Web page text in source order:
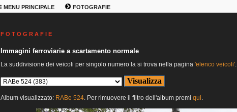
MENU PRINCIPALE FOTOGRAFIE
F O T O G R A F I E
Immagini ferroviarie a scartamento normale
La suddivisione dei veicoli per singolo numero la si trova nella pagina 'elenco veicoli'.
Album visualizzato: RABe 524. Per rimuovere il filtro dell'album premi qui.